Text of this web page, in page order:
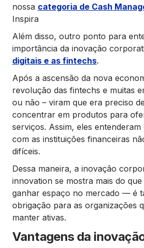
nossa categoria de Cash
Inspira
Além disso, outro ponto para
importância da inovação
digitais e as fintechs.
Após a ascensão da nova
revolução das fintechs e muitas
ou não – viram que era preciso
concentrar em produtos para
serviços. Assim, eles
com as instituições financeiras
difíceis.
Dessa maneira, a inovação
innovation se mostra mais do
ganhar espaço no mercado — é
obrigação para as organizações
manter ativas.
Vantagens da